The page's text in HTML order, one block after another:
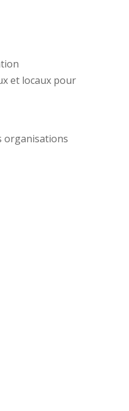
et locaux pour
organisations